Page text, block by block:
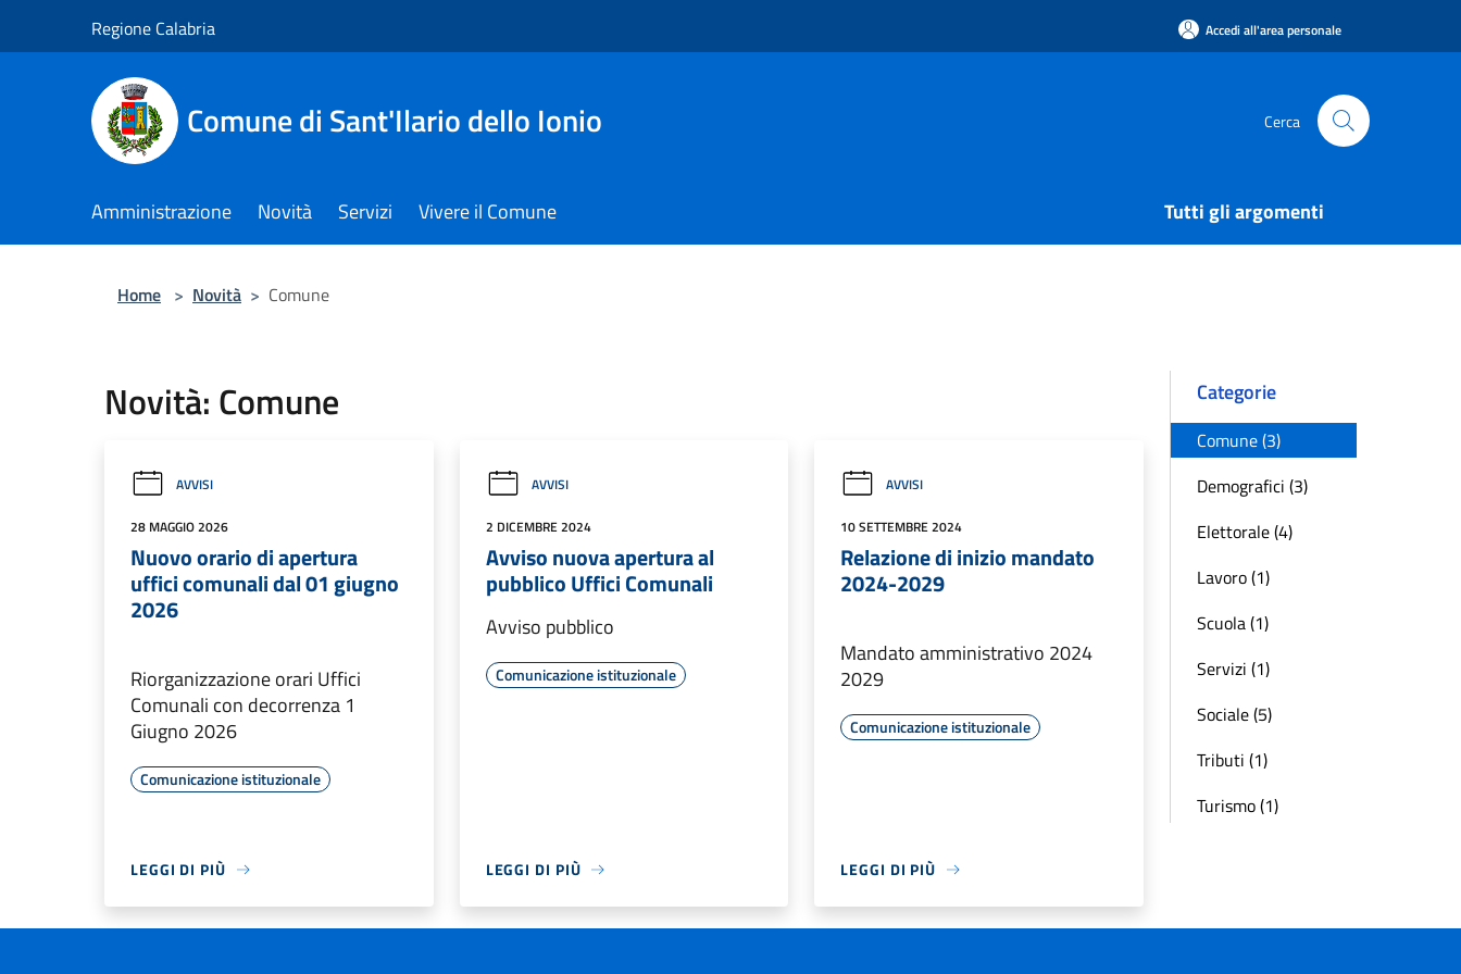
Regione Calabria Accedi all'area personale
Comune di Sant'Ilario dello Ionio Cerca
Amministrazione Novità Servizi Vivere il Comune Tutti gli argomenti
Home > Novità > Comune
Novità: Comune
AVVISI
28 MAGGIO 2026
Nuovo orario di apertura
uffici comunali dal 01 giugno
2026
Riorganizzazione orari Uffici
Comunali con decorrenza 1
Giugno 2026
Comunicazione istituzionale
LEGGI DI PIÙ
AVVISI
2 DICEMBRE 2024
Avviso nuova apertura al
pubblico Uffici Comunali
Avviso pubblico
Comunicazione istituzionale
LEGGI DI PIÙ
AVVISI
10 SETTEMBRE 2024
Relazione di inizio mandato
2024-2029
Mandato amministrativo 2024
2029
Comunicazione istituzionale
LEGGI DI PIÙ
Categorie
Comune (3)
Demografici (3)
Elettorale (4)
Lavoro (1)
Scuola (1)
Servizi (1)
Sociale (5)
Tributi (1)
Turismo (1)